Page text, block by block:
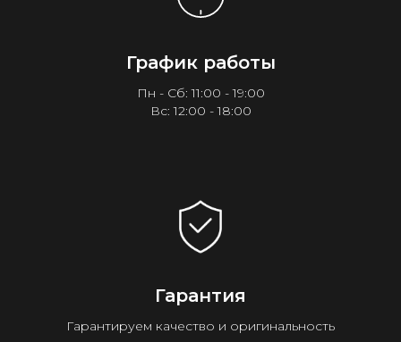
График работы
Пн - Сб: 11:00 - 19:00
Вс: 12:00 - 18:00
Гарантия
Гарантируем качество и оригинальность